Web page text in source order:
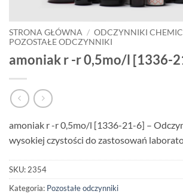
STRONA GŁÓWNA / ODCZYNNIKI
POZOSTAŁE ODCZYNNIKI
amoniak r -r 0,5mo/l [1336-
amoniak r -r 0,5mo/l [1336-21-6] –
wysokiej czystości do zastosowań
SKU: 2354
Kategoria: Pozostałe odczynniki